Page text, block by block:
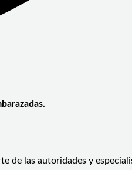
de las autoridades y